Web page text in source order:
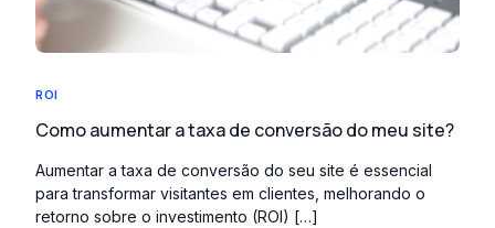
ROI
Como aumentar a taxa de conversão do meu site?
Aumentar a taxa de conversão do seu site é essencial
para transformar visitantes em clientes, melhorando o
retorno sobre o investimento (ROI) […]